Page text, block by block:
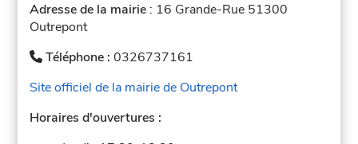
Adresse de la mairie : 16 Grande-Rue 51300
Outrepont
Téléphone :0326737161
Site officiel de la mairie de Outrepont
Horaires d'ouvertures :